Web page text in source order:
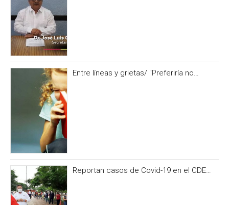
Entre líneas y grietas/ "Preferiría no
Reportan casos de Covid-19 en el CDE